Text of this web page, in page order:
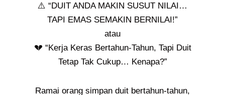
⚠️ “DUIT ANDA MAKIN SUSUT NILAI…
TAPI EMAS SEMAKIN BERNILAI!”
atau
💔 “Kerja Keras Bertahun-Tahun, Tapi Duit
Tetap Tak Cukup… Kenapa?”
Ramai orang simpan duit bertahun-tahun,